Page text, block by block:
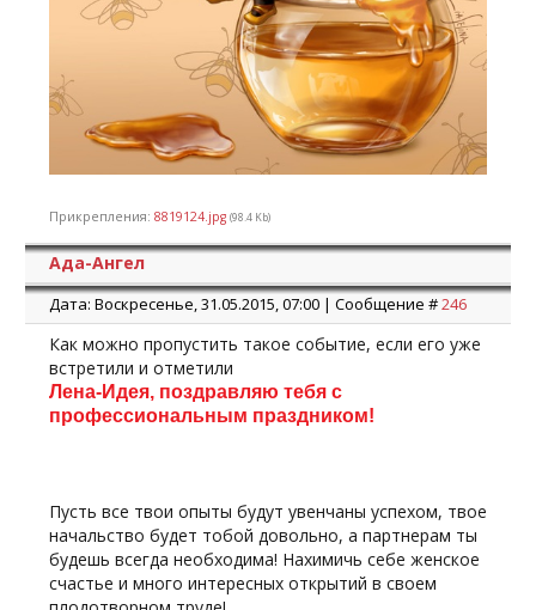
Прикрепления: 8819124.jpg (98.4 Kb)
Ада-Ангел
Дата: Воскресенье, 31.05.2015, 07:00 | Сообщение #246
Как можно пропустить такое событие, если его уже
встретили и отметили
Лена-Идея, поздравляю тебя с
профессиональным праздником!
Пусть все твои опыты будут увенчаны успехом, твое
начальство будет тобой довольно, а партнерам ты
будешь всегда необходима! Нахимичь себе женское
счастье и много интересных открытий в своем